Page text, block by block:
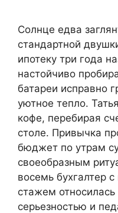
Солнце едва
стандартной
ипотеку три года
настойчиво
батареи исправно
уютное тепло.
кофе, перебирая
столе. Привычка
бюджет по утрам
своеобразным
восемь бухгалтер
стажем
серьезностью и